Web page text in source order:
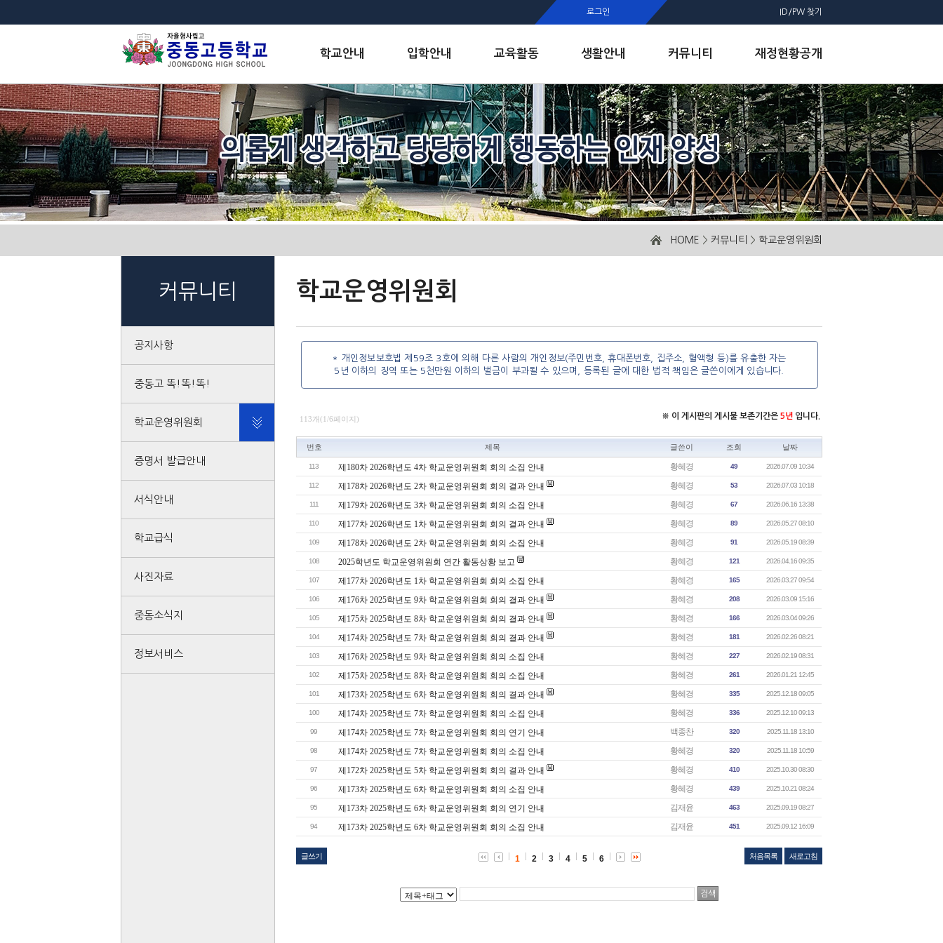
로그인 ID/PW 찾기
학교안내 입학안내 교육활동 생활안내 커뮤니티 재정현황공개
HOME > 커뮤니티 > 학교운영위원회
커뮤니티
공지사항
중동고 똑!똑!똑!
학교운영위원회
증명서 발급안내
서식안내
학교급식
사진자료
중동소식지
정보서비스
학교운영위원회
* 개인정보보호법 제59조 3호에 의해 다른 사람의 개인정보(주민번호, 휴대폰번호, 집주소, 혈액형 등)를 유출한 자는
5년 이하의 징역 또는 5천만원 이하의 벌금이 부과될 수 있으며, 등록된 글에 대한 법적 책임은 글쓴이에게 있습니다.
113개(1/6페이지) ※ 이 게시판의 게시물 보존기간은 5년 입니다.
번호 제목 글쓴이 조회 날짜
113 제180차 2026학년도 4차 학교운영위원회 회의 소집 안내 황혜경 49 2026.07.09 10:34
112 제178차 2026학년도 2차 학교운영위원회 회의 결과 안내 황혜경 53 2026.07.03 10:18
111 제179차 2026학년도 3차 학교운영위원회 회의 소집 안내 황혜경 67 2026.06.16 13:38
110 제177차 2026학년도 1차 학교운영위원회 회의 결과 안내 황혜경 89 2026.05.27 08:10
109 제178차 2026학년도 2차 학교운영위원회 회의 소집 안내 황혜경 91 2026.05.19 08:39
108 2025학년도 학교운영위원회 연간 활동상황 보고 황혜경 121 2026.04.16 09:35
107 제177차 2026학년도 1차 학교운영위원회 회의 소집 안내 황혜경 165 2026.03.27 09:54
106 제176차 2025학년도 9차 학교운영위원회 회의 결과 안내 황혜경 208 2026.03.09 15:16
105 제175차 2025학년도 8차 학교운영위원회 회의 결과 안내 황혜경 166 2026.03.04 09:26
104 제174차 2025학년도 7차 학교운영위원회 회의 결과 안내 황혜경 181 2026.02.26 08:21
103 제176차 2025학년도 9차 학교운영위원회 회의 소집 안내 황혜경 227 2026.02.19 08:31
102 제175차 2025학년도 8차 학교운영위원회 회의 소집 안내 황혜경 261 2026.01.21 12:45
101 제173차 2025학년도 6차 학교운영위원회 회의 결과 안내 황혜경 335 2025.12.18 09:05
100 제174차 2025학년도 7차 학교운영위원회 회의 소집 안내 황혜경 336 2025.12.10 09:13
99 제174차 2025학년도 7차 학교운영위원회 회의 연기 안내 백종찬 320 2025.11.18 13:10
98 제174차 2025학년도 7차 학교운영위원회 회의 소집 안내 황혜경 320 2025.11.18 10:59
97 제172차 2025학년도 5차 학교운영위원회 회의 결과 안내 황혜경 410 2025.10.30 08:30
96 제173차 2025학년도 6차 학교운영위원회 회의 소집 안내 황혜경 439 2025.10.21 08:24
95 제173차 2025학년도 6차 학교운영위원회 회의 연기 안내 김재윤 463 2025.09.19 08:27
94 제173차 2025학년도 6차 학교운영위원회 회의 소집 안내 김재윤 451 2025.09.12 16:09
글쓰기 처음목록 새로고침
1 2 3 4 5 6